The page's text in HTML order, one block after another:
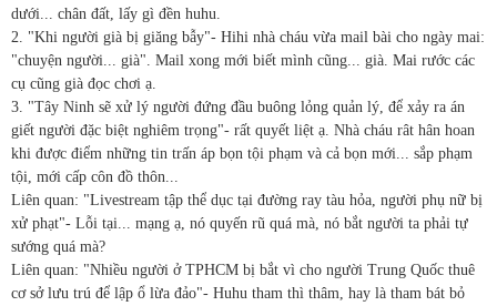
dưới... chân đất, lấy gì đền huhu.
2. "Khi người già bị giăng bẫy"- Hihi nhà cháu vừa mail bài cho ngày mai:
"chuyện người... già". Mail xong mới biết mình cũng... già. Mai rước các
cụ cũng già đọc chơi ạ.
3. "Tây Ninh sẽ xử lý người đứng đầu buông lỏng quản lý, để xảy ra án
giết người đặc biệt nghiêm trọng"- rất quyết liệt ạ. Nhà cháu rât hân hoan
khi được điểm những tin trấn áp bọn tội phạm và cả bọn mới... sắp phạm
tội, mới cấp côn đồ thôn...
Liên quan: "Livestream tập thể dục tại đường ray tàu hỏa, người phụ nữ bị
xử phạt"- Lỗi tại... mạng ạ, nó quyến rũ quá mà, nó bắt người ta phải tự
sướng quá mà?
Liên quan: "Nhiều người ở TPHCM bị bắt vì cho người Trung Quốc thuê
cơ sở lưu trú để lập ổ lừa đảo"- Huhu tham thì thâm, hay là tham bát bỏ